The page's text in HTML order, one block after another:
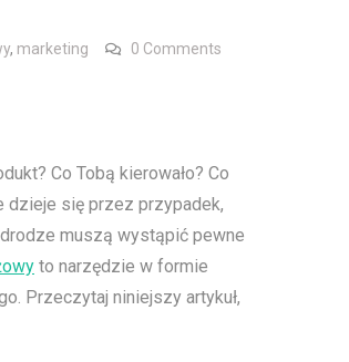
, marketing 0 Comments
Co Tobą kierowało? Co
dzieje się przez przypadek,
muszą wystąpić pewne
to narzędzie w formie
Przeczytaj niniejszy artykuł,